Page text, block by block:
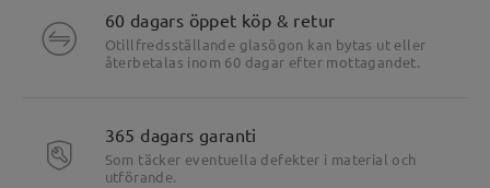
60 dagars öppet köp & retur
Otillfredsställande glasögon kan bytas ut eller
återbetalas inom 60 dagar efter mottagandet.
365 dagars garanti
Som täcker eventuella defekter i material och
utförande.